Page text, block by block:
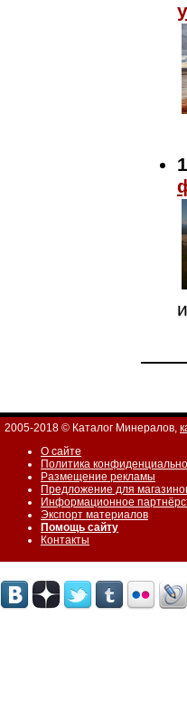
2005-2018 © Каталог Минералов,
О сайте
Политика
Размещение рекламы
Предложение для
Информационное
Экспорт материалов
Помощь сайту
Контакты